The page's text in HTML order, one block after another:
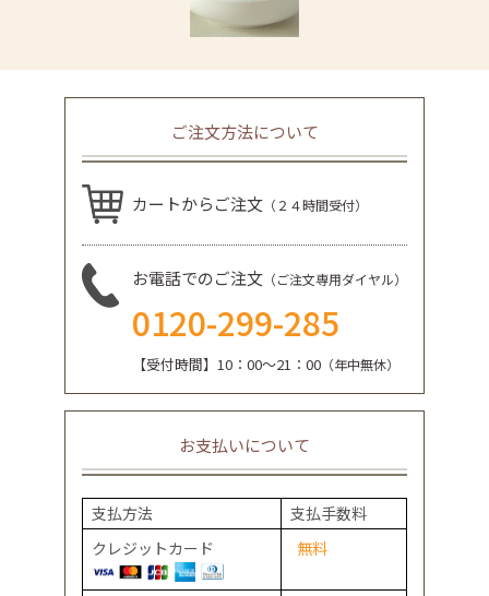
ご注文方法について
カートからご注文 （２４時間受付）
お電話でのご注文 （ご注文専用ダイヤル）
0120-299-285
【受付時間】10：00～21：00 （年中無休）
お支払いについて
支払方法
支払手数料
クレジットカード
無料